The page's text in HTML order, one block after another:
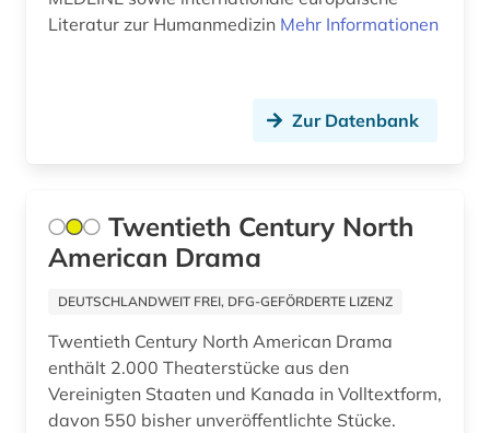
asien (5)
astronomie (4)
astrophysik (3)
Literatur zur Humanmedizin Mehr Informationen
Zur Datenbank
Twentieth Century North
American Drama
DEUTSCHLANDWEIT FREI, DFG-GEFÖRDERTE LIZENZ
Twentieth Century North American Drama
enthält 2.000 Theaterstücke aus den
Vereinigten Staaten und Kanada in Volltextform,
davon 550 bisher unveröffentlichte Stücke.